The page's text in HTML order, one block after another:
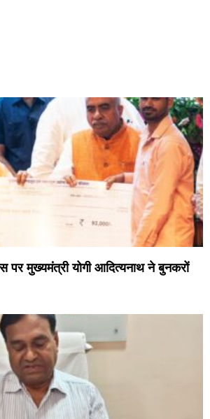
पर मुख्यमंत्री योगी आदित्यनाथ ने बुनकरों